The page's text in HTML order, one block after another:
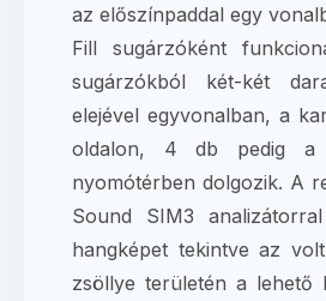
az előszínpaddal egy
Fill sugárzóként
sugárzókból két-két
elejével egyvonalban, a
oldalon, 4 db pedig a
nyomótérben dolgozik. A
Sound SIM3
hangképet tekintve az
zsöllye területén a lehető